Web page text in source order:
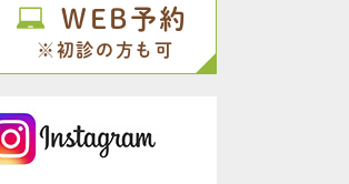
WEB予約
※初診の方も可